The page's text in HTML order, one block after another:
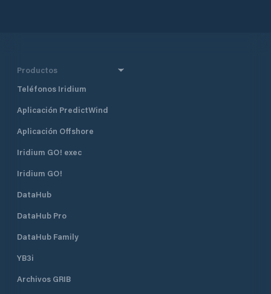
Productos
Teléfonos Iridium
Aplicación PredictWind
Aplicación Offshore
Iridium GO! exec
Iridium GO!
DataHub
DataHub Pro
DataHub Family
YB3i
Archivos GRIB